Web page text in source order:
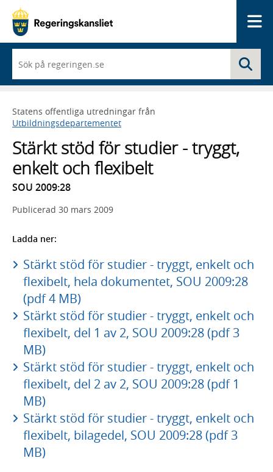
du
börjar
skriva
framträder
en
med
sökförslag
Statens offentliga utredningar från
Utbildningsdepartementet
Stärkt stöd för studier - tryggt,
enkelt och flexibelt
SOU 2009:28
Publicerad 30 mars 2009
Ladda ner:
Stärkt stöd för studier - tryggt, enkelt och
flexibelt, hela dokumentet, SOU 2009:28
(pdf 4 MB)
Stärkt stöd för studier - tryggt, enkelt och
flexibelt, del 1 av 2, SOU 2009:28 (pdf 3
MB)
Stärkt stöd för studier - tryggt, enkelt och
flexibelt, del 2 av 2, SOU 2009:28 (pdf 1
MB)
Stärkt stöd för studier - tryggt, enkelt och
flexibelt, bilagedel, SOU 2009:28 (pdf 3
MB)